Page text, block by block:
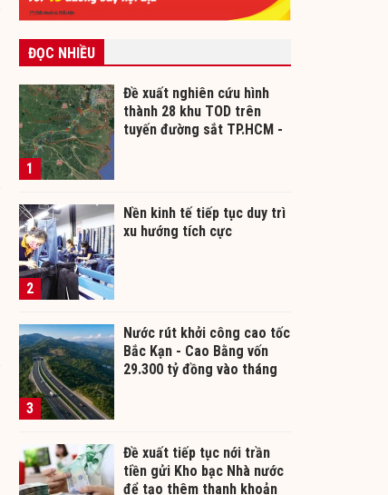
ĐỌC NHIỀU
1
Đề xuất nghiên cứu hình
thành 28 khu TOD trên
tuyến đường sắt TP.HCM -
2
Nền kinh tế tiếp tục duy trì
xu hướng tích cực
3
Nước rút khởi công cao tốc
Bắc Kạn - Cao Bằng vốn
29.300 tỷ đồng vào tháng
Đề xuất tiếp tục nới trần
tiền gửi Kho bạc Nhà nước
để tạo thêm thanh khoản